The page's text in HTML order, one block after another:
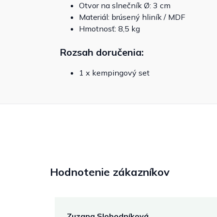
Otvor na slnečník Ø: 3 cm
Materiál: brúsený hliník / MDF
Hmotnosť: 8,5 kg
Rozsah doručenia:
1 x kempingový set
Hodnotenie zákazníkov